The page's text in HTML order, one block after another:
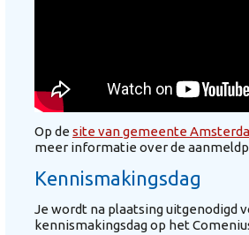
Op desite van gemeente
meer informatie over de
Kennismakingsdag
Je wordt na plaatsing uitgenodigd
kennismakingsdag op het